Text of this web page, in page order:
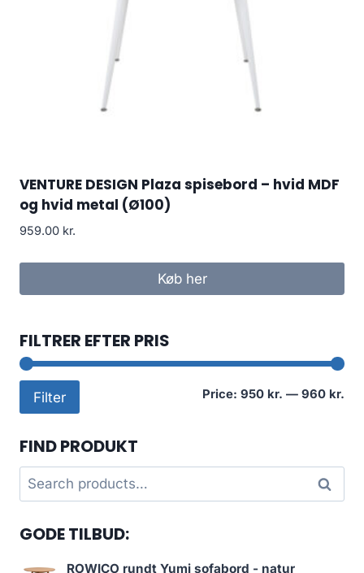
VENTURE DESIGN Plaza spisebord – hvid MDF
og hvid metal (Ø100)
959.00 kr.
Køb her
FILTRER EFTER PRIS
Filter Price: 950 kr. — 960 kr.
FIND PRODUKT
Search
for:
Search
GODE TILBUD:
ROWICO rundt Yumi sofabord - natur